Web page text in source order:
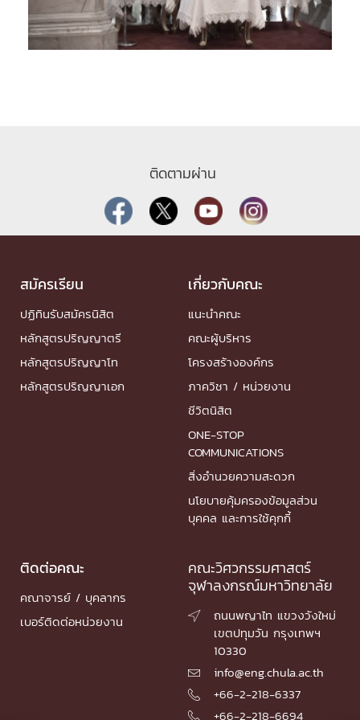
ติดตามผ่าน
สมัครเรียน
ปฏิทินรับสมัครนิสิต
หลักสูตรปริญญาตรี
หลักสูตรปริญญาโท
หลักสูตรปริญญาเอก
เกี่ยวกับคณะ
แนะนำคณะ
คณะผู้บริหาร
โครงสร้างองค์กร
ภาควิชา / หน่วยงาน
ชีวิตนิสิต
ONE-STOP
COMMUNICATIONS
สิ่งอำนวยความสะดวก
นโยบายคุ้มครองข้อมูลส่วน
บุคคล และการใช้คุกกี้
ติดต่อคณะ
คณาจารย์ / บุคลากร
เบอร์ติดต่อหน่วยงาน
คณะวิศวกรรมศาสตร์
จุฬาลงกรณ์มหาวิทยาลัย

ถนนพญาไท แขวงวังใหม่
เขตปทุมวัน กรุงเทพฯ
10330
 info@eng.chula.ac.th
 +66-2-218-6337
 +66-2-218-6694